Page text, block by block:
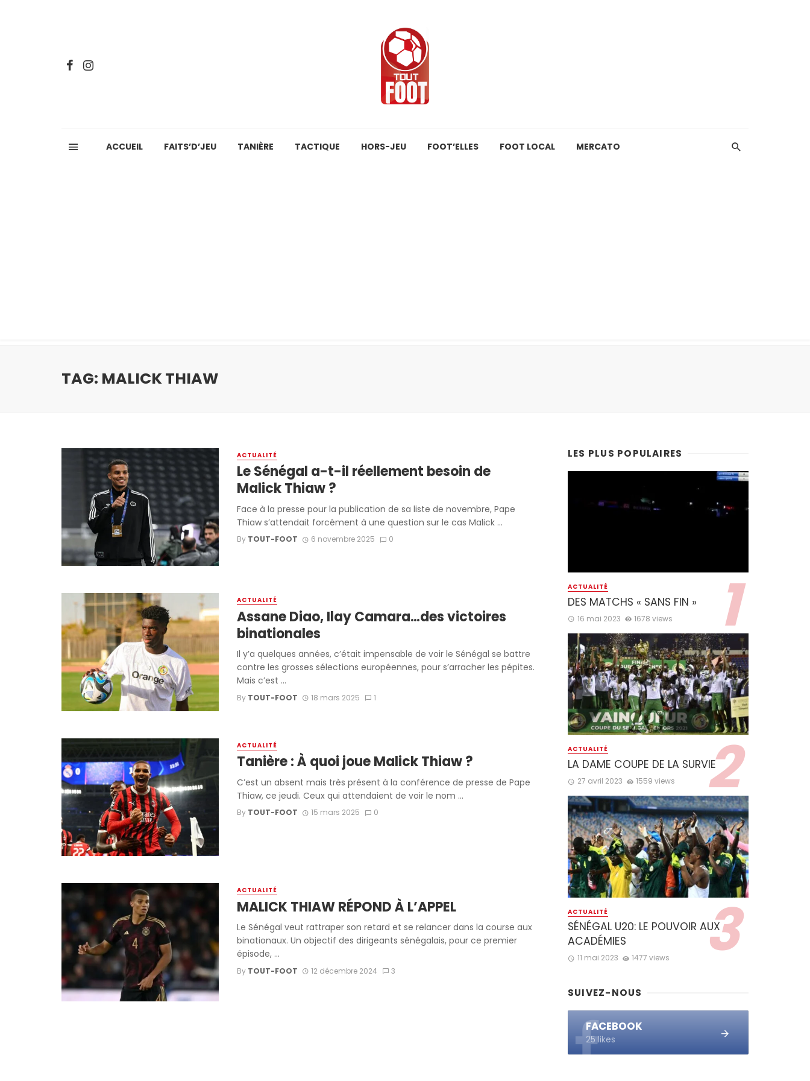
ACCUEIL FAITS’D’JEU TANIÈRE TACTIQUE HORS-JEU FOOT’ELLES FOOT LOCAL MERCATO
TAG: MALICK THIAW
ACTUALITÉ
Le Sénégal a-t-il réellement besoin de
Malick Thiaw ?
Face à la presse pour la publication de sa liste de novembre, Pape
Thiaw s’attendait forcément à une question sur le cas Malick ...
By TOUT-FOOT 6 novembre 2025 0
ACTUALITÉ
Assane Diao, Ilay Camara…des victoires
binationales
Il y’a quelques années, c’était impensable de voir le Sénégal se battre
contre les grosses sélections européennes, pour s’arracher les pépites.
Mais c’est ...
By TOUT-FOOT 18 mars 2025 1
ACTUALITÉ
Tanière : À quoi joue Malick Thiaw ?
C’est un absent mais très présent à la conférence de presse de Pape
Thiaw, ce jeudi. Ceux qui attendaient de voir le nom ...
By TOUT-FOOT 15 mars 2025 0
ACTUALITÉ
MALICK THIAW RÉPOND À L’APPEL
Le Sénégal veut rattraper son retard et se relancer dans la course aux
binationaux. Un objectif des dirigeants sénégalais, pour ce premier
épisode, ...
By TOUT-FOOT 12 décembre 2024 3
LES PLUS POPULAIRES
ACTUALITÉ
DES MATCHS « SANS FIN »
16 mai 2023 1678 views
ACTUALITÉ
LA DAME COUPE DE LA SURVIE
27 avril 2023 1559 views
ACTUALITÉ
SÉNÉGAL U20: LE POUVOIR AUX
ACADÉMIES
11 mai 2023 1477 views
SUIVEZ-NOUS
FACEBOOK
25 likes